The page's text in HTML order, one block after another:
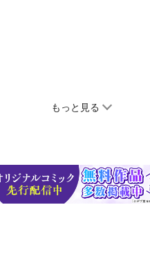
もっと見る